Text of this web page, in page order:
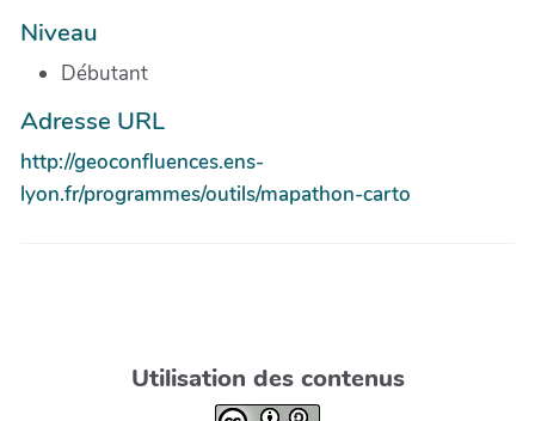
Niveau
Débutant
Adresse URL
http://geoconfluences.ens-
lyon.fr/programmes/outils/mapathon-carto
Utilisation des contenus